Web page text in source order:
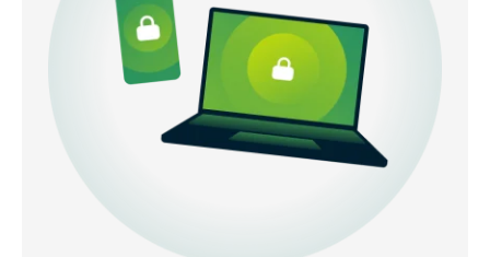
ใช้ ExpressVPN บนทุกอุปกรณ์ของคุณ
รับ VPN ใน 3 ขั้นตอนง่าย ๆ ด้วย ExpressVPN
คนอื่น ๆ พูดถึง ExpressVPN อย่างไรบ้าง
คำถามที่พบบ่อย : เกี่ยวกับเครือข่ายส่วนตัวเสมือน